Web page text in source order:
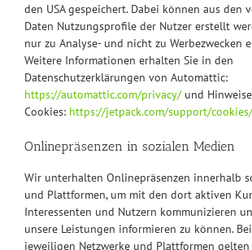
den USA gespeichert. Dabei können aus den
Daten Nutzungsprofile der Nutzer erstellt
nur zu Analyse- und nicht zu Werbezwecken
Weitere Informationen erhalten Sie in den
Datenschutzerklärungen von Automattic:
https://automattic.com/privacy/und
Cookies: https://jetpack.com/support/cookies/
Onlinepräsenzen in sozialen Medien
Wir unterhalten Onlinepräsenzen innerhalb
und Plattformen, um mit den dort aktiven
Interessenten und Nutzern kommunizieren
unsere Leistungen informieren zu können.
jeweiligen Netzwerke und Plattformen